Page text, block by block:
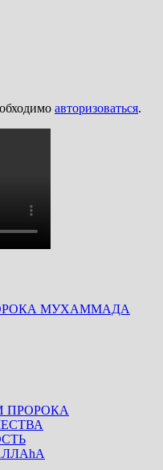
авторизоваться.
МУХАММАДА
ПРОРОКА